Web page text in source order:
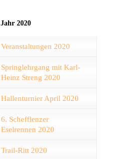
Jahr 2020
Veranstaltungen 2020
Springlehrgang mit Karl-
Heinz Streng 2020
Hallenturnier April 2020
6. Schefflenzer
Eselrennen 2020
Trail-Ritt 2020